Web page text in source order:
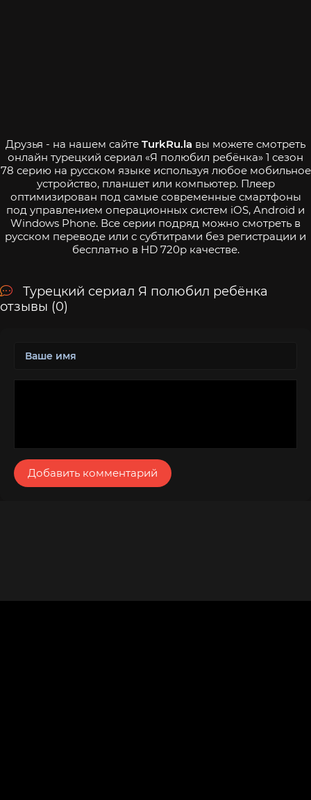
Друзья - на нашем сайте TurkRu.la вы можете смотреть
онлайн турецкий сериал «Я полюбил ребёнка» 1 сезон
78 серию на русском языке используя любое мобильное
устройство, планшет или компьютер. Плеер
оптимизирован под самые современные смартфоны
под управлением операционных систем iOS, Android и
Windows Phone. Все серии подряд можно смотреть в
русском переводе или с субтитрами без регистрации и
бесплатно в HD 720p качестве.
Турецкий сериал Я полюбил ребёнка
отзывы (0)
Добавить комментарий